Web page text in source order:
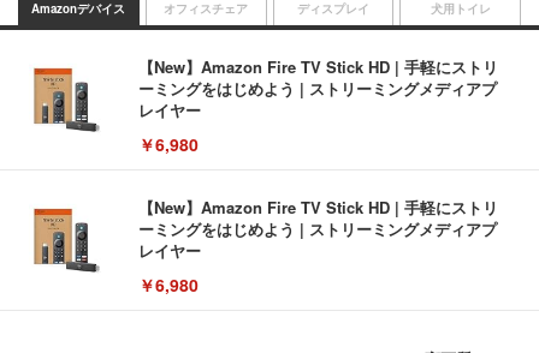
Amazonデバイス
【New】Amazon Fire TV Stick HD | 手軽にストリ
ーミングをはじめよう | ストリーミングメディアプ
レイヤー
￥6,980
【New】Amazon Fire TV Stick HD | 手軽にストリ
ーミングをはじめよう | ストリーミングメディアプ
レイヤー
￥6,980
オフィスチェア ディスプレイ 犬用トイレ